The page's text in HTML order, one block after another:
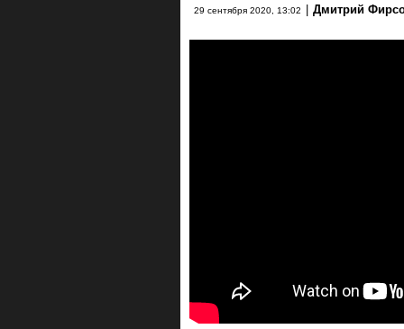
29 сентября 2020, 13:02 Дмитрий